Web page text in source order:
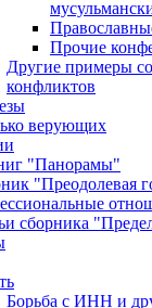
Прочие
Другие примеры
конфликтов
верующих
"Панорамы"
"Преодолевая
сборника
Борьба с ИНН и